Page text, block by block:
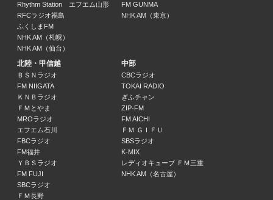
GOGO競馬サタデー！【13時～16時台】 (4)
16:00 ～ 16:30
ネオケアラヂオ～シニアの住まい応援隊～
藤本将誉 / 亀山貴也
Buy Now
16:40 ～ 16:55
ラジオ関西ニュース
16:55 ～ 17:00
DJ KOO × REBOOT THE WORLD
DJ KOO
Rhythm Station エフエム山形
RFCラジオ福島
ふくしまFM
NHK AM（札幌）
NHK AM（仙台）
FM GUNMA
NHK AM（東京）
北陸・甲信越
ＢＳＮラジオ
FM NIIGATA
ＫＮＢラジオ
ＦＭとやま
MROラジオ
エフエム石川
FBCラジオ
FM福井
ＹＢＳラジオ
FM FUJI
SBCラジオ
ＦＭ長野
中部
CBCラジオ
TOKAI RADIO
ぎふチャン
ZIP-FM
FM AICHI
ＦＭ ＧＩＦＵ
SBSラジオ
K-MIX
レディオキューブ ＦＭ三重
NHK AM（名古屋）